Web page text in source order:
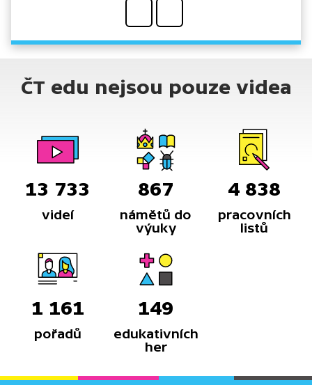
ČT edu nejsou pouze videa
13 733
videí
867
námětů do
výuky
4 838
pracovních
listů
1 161
pořadů
149
edukativních
her